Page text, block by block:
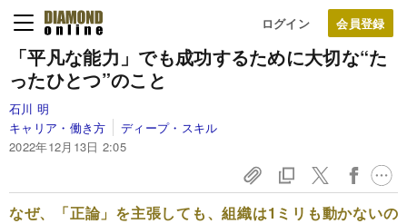
ログイン
「平凡な能力」でも成功するために大切な“た
ったひとつ”のこと
石川 明
キャリア・働き方
ディープ・スキル
2022年12月13日 2:05
なぜ、「正論」を主張しても、組織は1ミリも動かないの